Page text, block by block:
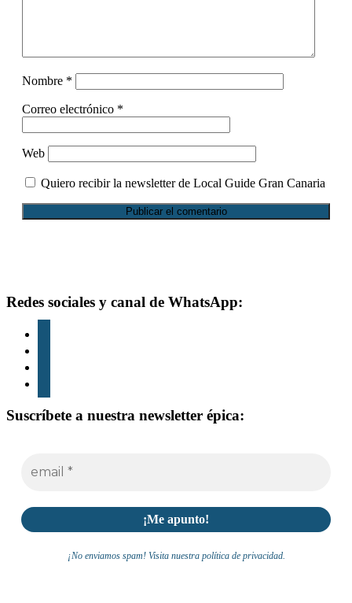
Nombre *
Correo electrónico *
Web
Quiero recibir la newsletter de Local Guide Gran Canaria
Footer
Redes sociales y canal de WhatsApp:
Suscríbete a nuestra newsletter épica:
¡No enviamos spam! Visita nuestra política de privacidad.